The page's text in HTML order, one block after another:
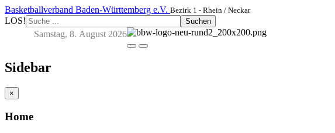
Basketballverband Baden-Württemberg e.V. Bezirk 1 - Rhein / Neckar
LOS! Suchen
Samstag, 8. August 2026
Sidebar
×
Home